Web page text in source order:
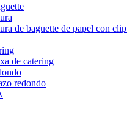
de baguette de papel con
de catering
redondo